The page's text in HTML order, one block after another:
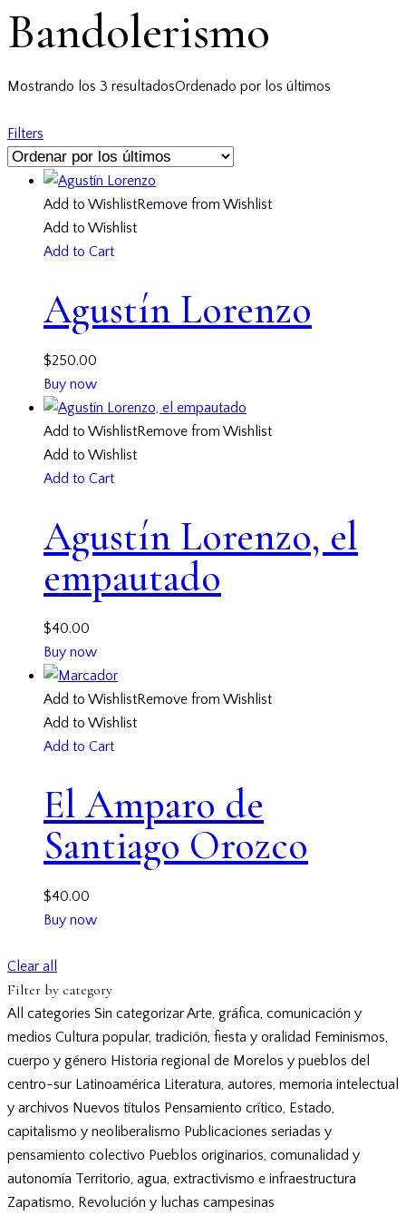
Bandolerismo
Mostrando los 3 resultadosOrdenado por los últimos
Filters
Add to WishlistRemove from Wishlist
Add to Wishlist
Add to Cart
Agustín Lorenzo
$250.00
Buy now
Add to WishlistRemove from Wishlist
Add to Wishlist
Add to Cart
Agustín Lorenzo, el
empautado
$40.00
Buy now
Add to WishlistRemove from Wishlist
Add to Wishlist
Add to Cart
El Amparo de
Santiago Orozco
$40.00
Buy now
Clear all
Filter by category
All categories Sin categorizarArte, gráfica, comunicación y
medios Cultura popular, tradición, fiesta y oralidad Feminismos,
cuerpo y género Historia regional de Morelos y pueblos del
centro-sur Latinoamérica Literatura, autores, memoria intelectual
y archivos Nuevos títulos Pensamiento crítico, Estado,
capitalismo y neoliberalismo Publicaciones seriadas y
pensamiento colectivo Pueblos originarios, comunalidad y
autonomía Territorio, agua, extractivismo e infraestructura
Zapatismo, Revolución y luchas campesinas